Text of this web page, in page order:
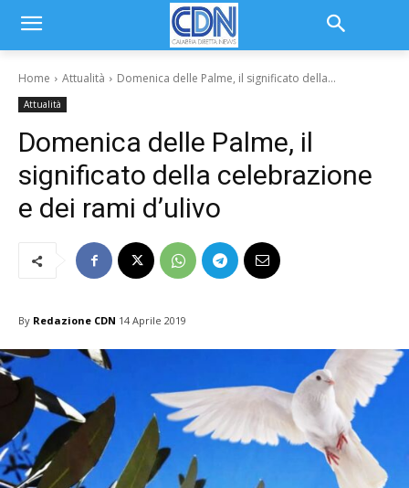
Home Attualità Domenica delle Palme, il significato della...
Attualità
Domenica delle Palme, il
significato della celebrazione
e dei rami d’ulivo
By Redazione CDN 14 Aprile 2019